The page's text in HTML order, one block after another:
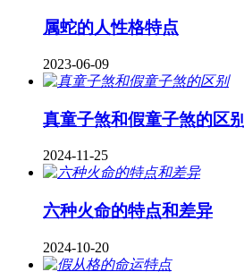
属蛇的人性格特点
2023-06-09
真童子煞和假童子煞的区别
2024-11-25
六种火命的特点和差异
2024-10-20